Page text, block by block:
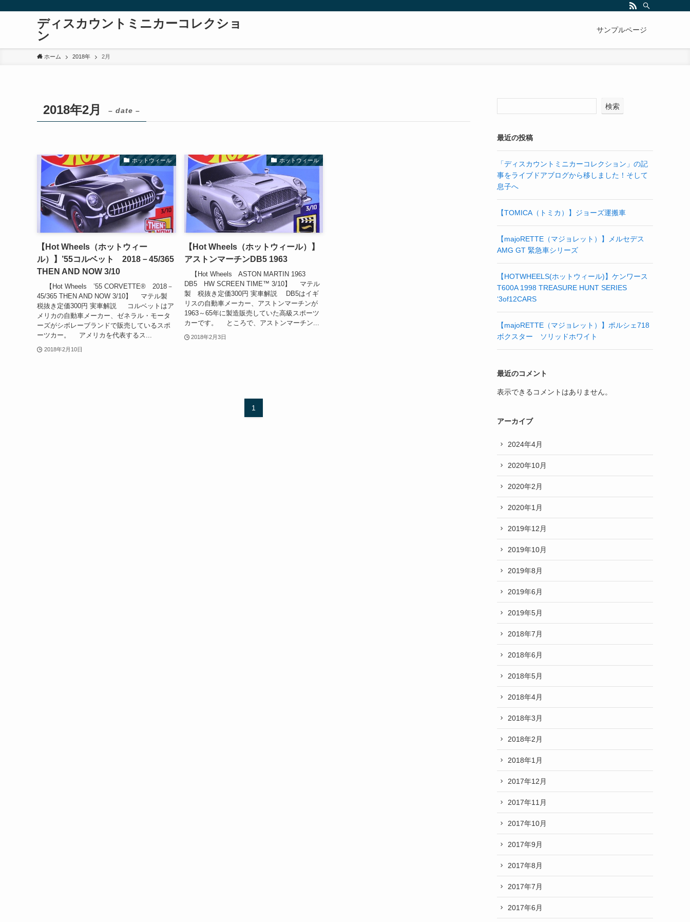
ディスカウントミニカーコレクショ
ン
サンプルページ
ホーム 2018年 2月
2018年2月 – date –
ホットウィール
【Hot Wheels（ホットウィー
ル）】’55コルベット 2018－45/365
THEN AND NOW 3/10
【Hot Wheels ’55 CORVETTE® 2018－
45/365 THEN AND NOW 3/10】 マテル製
税抜き定価300円 実車解説 コルベットはア
メリカの自動車メーカー、ゼネラル・モータ
ーズがシボレーブランドで販売しているスポ
ーツカー。 アメリカを代表するス...
2018年2月10日
ホットウィール
【Hot Wheels（ホットウィール）】
アストンマーチンDB5 1963
【Hot Wheels ASTON MARTIN 1963
DB5 HW SCREEN TIME™ 3/10】 マテル
製 税抜き定価300円 実車解説 DB5はイギ
リスの自動車メーカー、アストンマーチンが
1963～65年に製造販売していた高級スポーツ
カーです。 ところで、アストンマーチン...
2018年2月3日
1
検索
最近の投稿
「ディスカウントミニカーコレクション」の記
事をライブドアブログから移しました！そして
息子へ
【TOMICA（トミカ）】ジョーズ運搬車
【majoRETTE（マジョレット）】メルセデス
AMG GT 緊急車シリーズ
【HOTWHEELS(ホットウィール)】ケンワース
T600A 1998 TREASURE HUNT SERIES
‘3of12CARS
【majoRETTE（マジョレット）】ポルシェ718
ボクスター ソリッドホワイト
最近のコメント
表示できるコメントはありません。
アーカイブ
2024年4月
2020年10月
2020年2月
2020年1月
2019年12月
2019年10月
2019年8月
2019年6月
2019年5月
2018年7月
2018年6月
2018年5月
2018年4月
2018年3月
2018年2月
2018年1月
2017年12月
2017年11月
2017年10月
2017年9月
2017年8月
2017年7月
2017年6月